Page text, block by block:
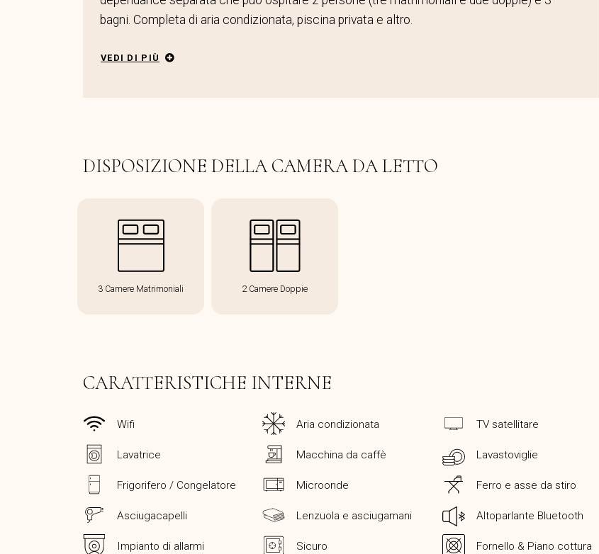
bagni. Completa di aria condizionata, piscina privata e altro.
VEDI DI PIÙ
DISPOSIZIONE DELLA CAMERA DA LETTO
3 Camere Matrimoniali 2 Camere Doppie
CARATTERISTICHE INTERNE
Wifi Aria condizionata TV satellitare
Lavatrice Macchina da caffè Lavastoviglie
Frigorifero / Congelatore Microonde Ferro e asse da stiro
Asciugacapelli Lenzuola e asciugamani Altoparlante Bluetooth
Impianto di allarmi Sicuro Fornello & Piano cottura